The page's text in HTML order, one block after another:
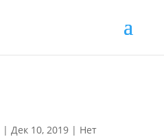
| Дек 10, 2019| Нет